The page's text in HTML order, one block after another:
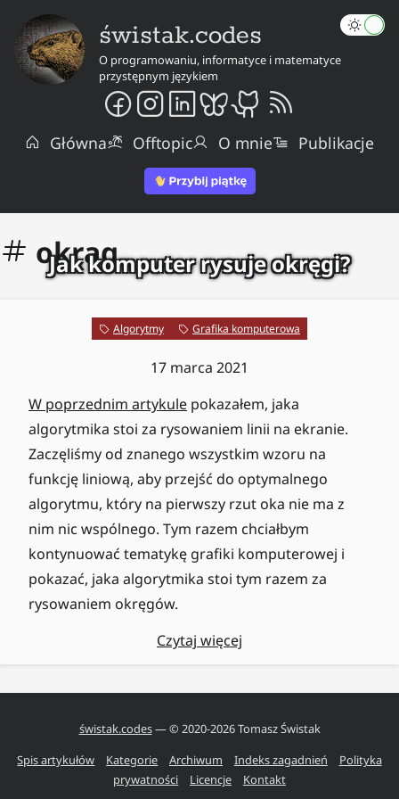
świstak.codes
O programowaniu, informatyce i matematyce
przystępnym językiem
Główna Offtopic O mnie Publikacje
okrąg
Jak komputer rysuje okręgi?
Algorytmy Grafika komputerowa
17 marca 2021
W poprzednim artykule pokazałem, jaka
algorytmika stoi za rysowaniem linii na ekranie.
Zaczęliśmy od znanego wszystkim wzoru na
funkcję liniową, aby przejść do optymalnego
algorytmu, który na pierwszy rzut oka nie ma z
nim nic wspólnego. Tym razem chciałbym
kontynuować tematykę grafiki komputerowej i
pokazać, jaka algorytmika stoi tym razem za
rysowaniem okręgów.
Czytaj więcej
świstak.codes— © 2020-2026Tomasz Świstak
Spis artykułów
Kategorie Archiwum Indeks zagadnień
Polityka
prywatności
Licencje Kontakt